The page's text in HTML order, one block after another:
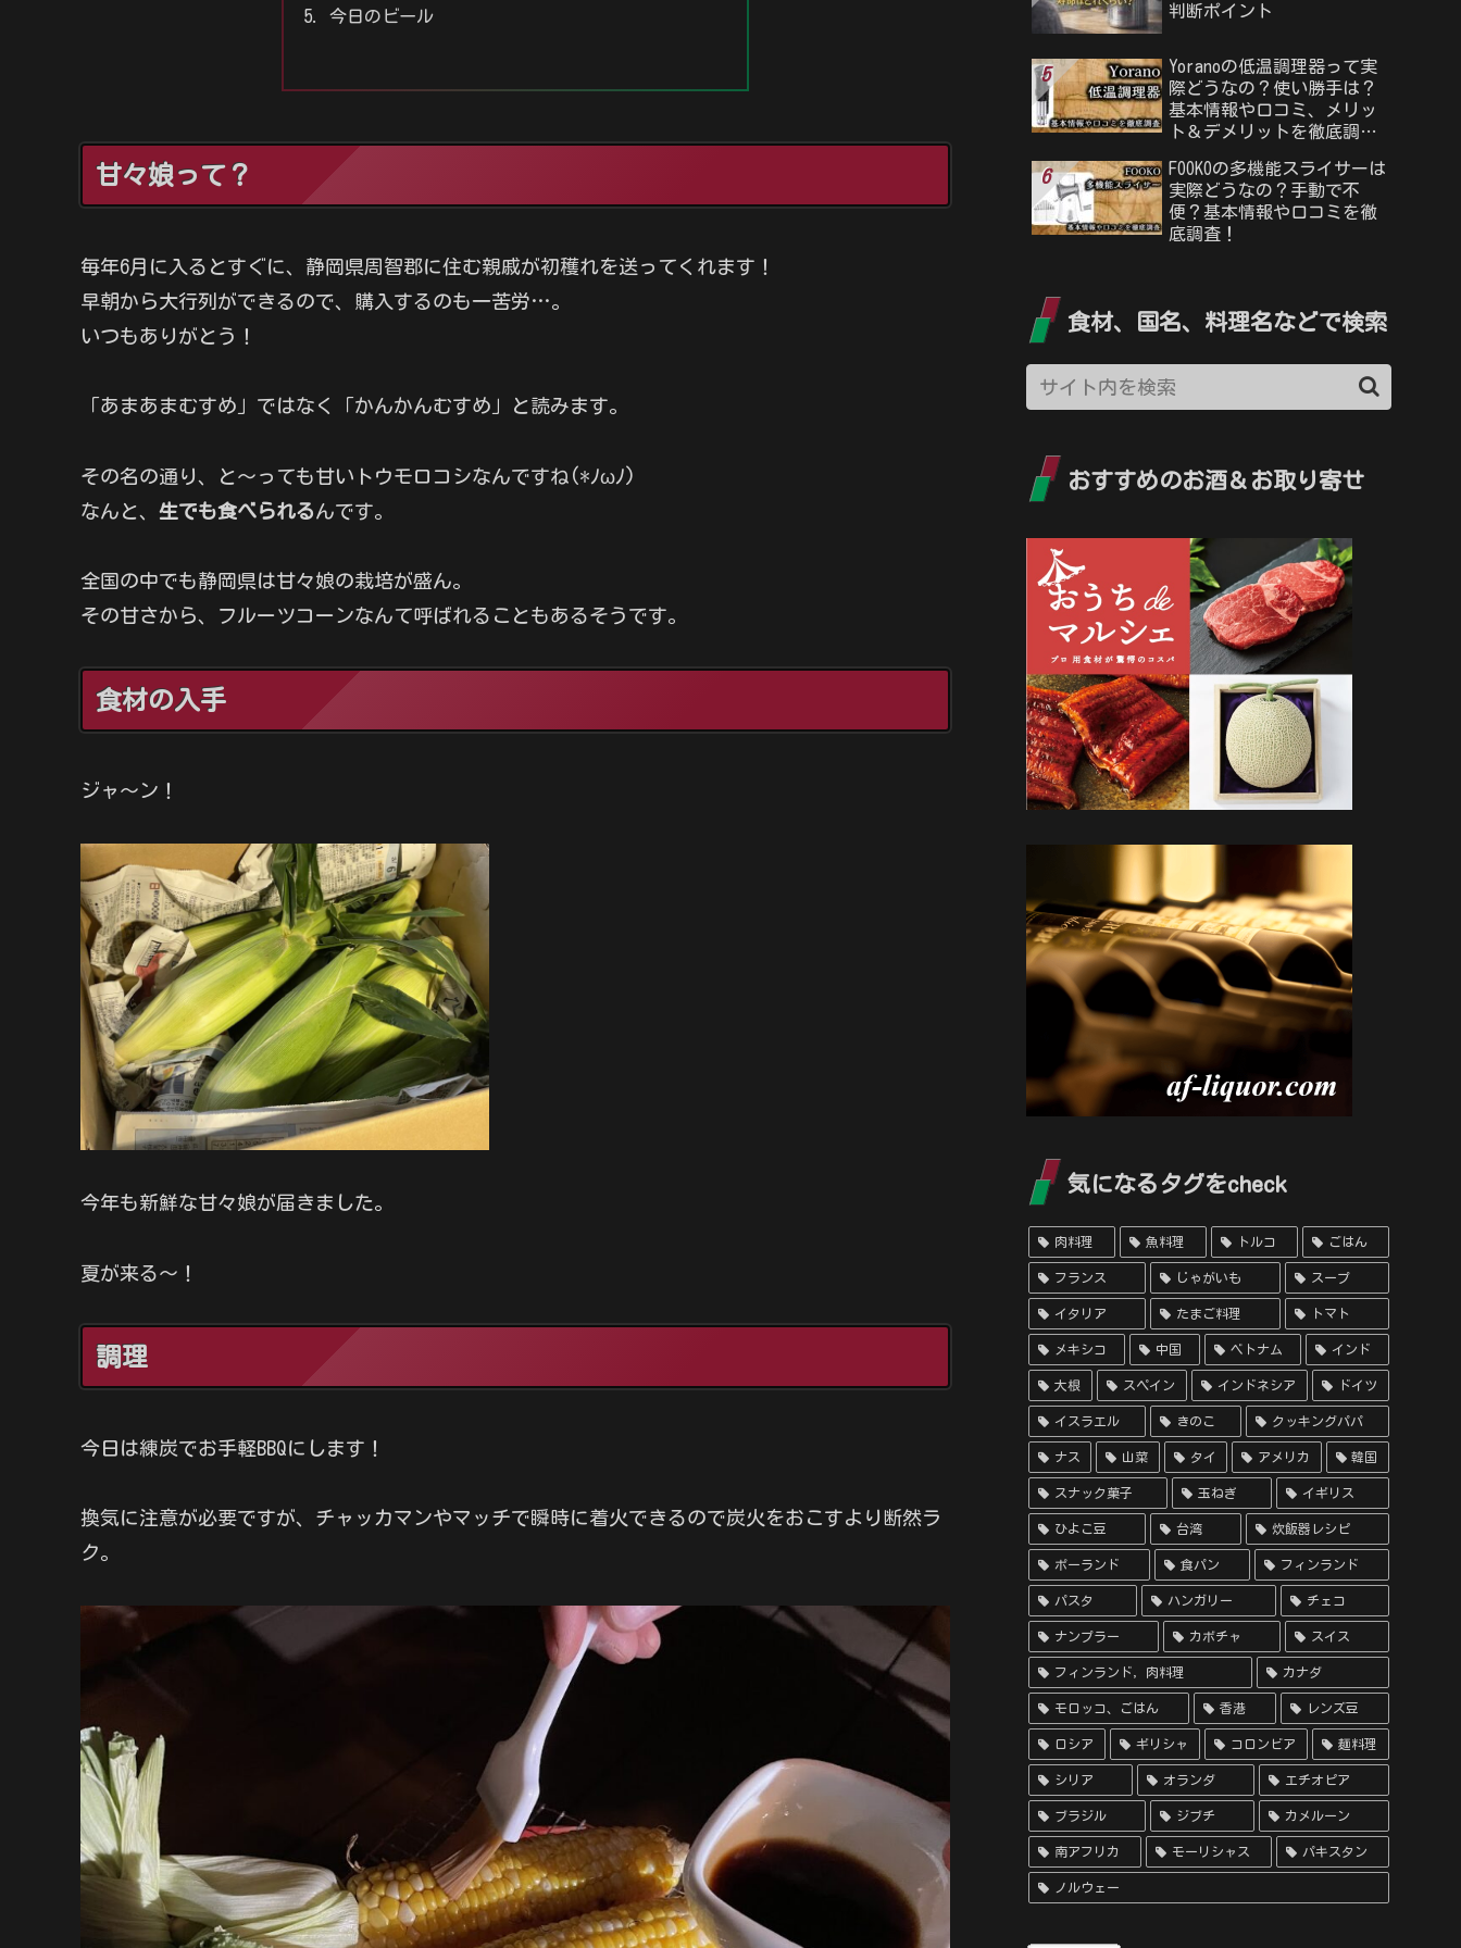
今日のビール
甘々娘って？
毎年6月に入るとすぐに、静岡県周智郡に住む親戚が初穫れを送ってくれます！
早朝から大行列ができるので、購入するのも一苦労…。
いつもありがとう！
「あまあまむすめ」ではなく「かんかんむすめ」と読みます。
その名の通り、と～っても甘いトウモロコシなんですね(*ﾉωﾉ)
なんと、 生でも食べられる んです。
全国の中でも静岡県は甘々娘の栽培が盛ん。
その甘さから、フルーツコーンなんて呼ばれることもあるそうです。
食材の入手
ジャ～ン！
今年も新鮮な甘々娘が届きました。
夏が来る～！
調理
今日は練炭でお手軽BBQにします！
換気に注意が必要ですが、チャッカマンやマッチで瞬時に着火できるので炭火をおこすより断然ラ
ク。
判断ポイント
Yoranoの低温調理器って実
際どうなの？使い勝手は？
基本情報や口コミ、メリッ
ト＆デメリットを徹底調
FOOKOの多機能スライサーは
実際どうなの？手動で不
便？基本情報や口コミを徹
底調査！
食材、国名、料理名などで検索
おすすめのお酒＆お取り寄せ
気になるタグをcheck
肉料理 魚料理 トルコ ごはん
フランス じゃがいも スープ
イタリア たまご料理 トマト
メキシコ 中国 ベトナム インド
大根 スペイン インドネシア ドイツ
イスラエル きのこ クッキングパパ
ナス 山菜 タイ アメリカ 韓国
スナック菓子 玉ねぎ イギリス
ひよこ豆 台湾 炊飯器レシピ
ポーランド 食パン フィンランド
パスタ ハンガリー チェコ
ナンプラー カボチャ スイス
フィンランド，肉料理 カナダ
モロッコ、ごはん 香港 レンズ豆
ロシア ギリシャ コロンビア 麺料理
シリア オランダ エチオピア
ブラジル ジブチ カメルーン
南アフリカ モーリシャス パキスタン
ノルウェー